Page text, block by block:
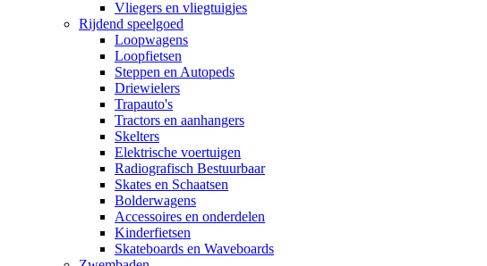
Vliegers en vliegtuigjes
Rijdend speelgoed
Loopwagens
Loopfietsen
Steppen en Autopeds
Driewielers
Trapauto's
Tractors en aanhangers
Skelters
Elektrische voertuigen
Radiografisch Bestuurbaar
Skates en Schaatsen
Bolderwagens
Accessoires en onderdelen
Kinderfietsen
Skateboards en Waveboards